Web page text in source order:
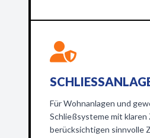
Für Wohnanlagen und
Schließsysteme mit
berücksichtigen sinnvolle